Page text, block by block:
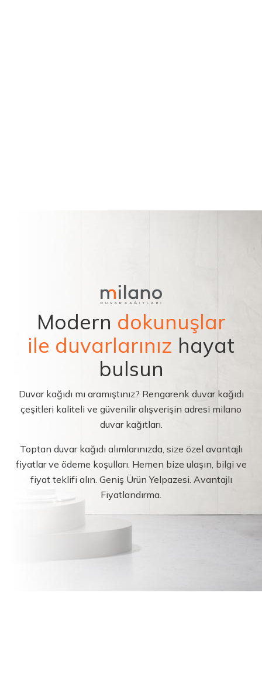
Modern dokunuşlar
ile duvarlarınız hayat
bulsun
Duvar kağıdı mı aramıştınız? Rengarenk duvar kağıdı
çeşitleri kaliteli ve güvenilir alışverişin adresi milano
duvar kağıtları.
Toptan duvar kağıdı alımlarınızda, size özel avantajlı
fiyatlar ve ödeme koşulları. Hemen bize ulaşın, bilgi ve
fiyat teklifi alın. Geniş Ürün Yelpazesi. Avantajlı
Fiyatlandırma.